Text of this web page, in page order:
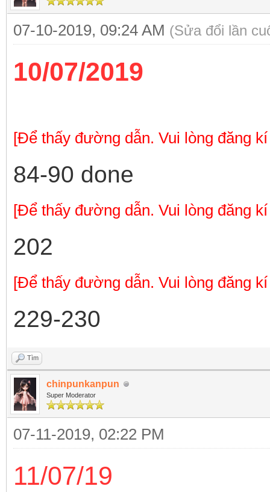
07-10-2019, 09:24 AM (Sửa đổi lần
10/07/2019
[Để thấy đường dẫn. Vui lòng đăng
84-90 done
[Để thấy đường dẫn. Vui lòng đăng
202
[Để thấy đường dẫn. Vui lòng đăng
229-230
Tìm
chinpunkanpun
Super Moderator
07-11-2019, 02:22 PM
11/07/19